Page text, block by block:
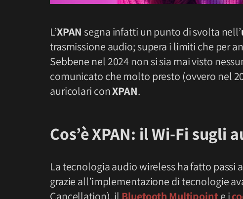
L’XPANsegna infatti un punto di svolta nell’
trasmissione audio; supera i limiti che per
Sebbene nel 2024 non si sia mai visto
comunicato che molto presto (ovvero nel
auricolari conXPAN.
Cos’è XPAN: il Wi-Fi sugli
La tecnologia audio wireless ha fatto
grazie all’implementazione di tecnologie
Cancellation), il Bluetooth Multipointe i